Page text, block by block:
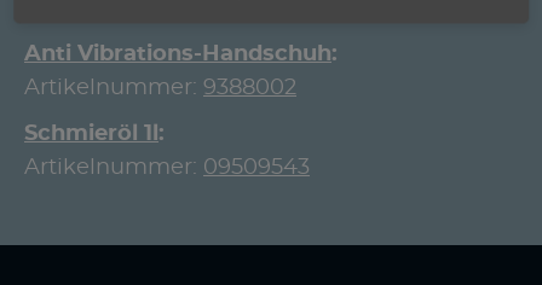
Anti Vibrations-Handschuh
Artikelnummer: 9388002
Schmieröl 1l
Artikelnummer: 09509543